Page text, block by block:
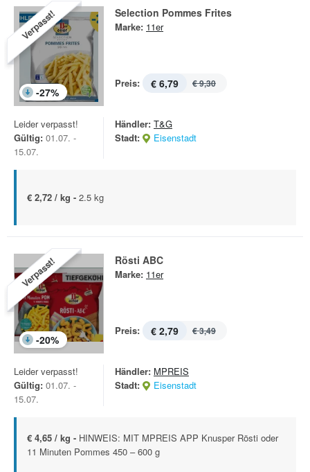
Verpasst!
-27%
Selection Pommes Frites
Marke: 11er
Preis: € 6,79 € 9,30
Leider verpasst!
Gültig: 01.07. -
15.07.
Händler: T&G
Stadt:
Eisenstadt
€ 2,72 / kg - 2.5 kg
Verpasst!
-20%
Rösti ABC
Marke: 11er
Preis: € 2,79 € 3,49
Leider verpasst!
Gültig: 01.07. -
15.07.
Händler: MPREIS
Stadt:
Eisenstadt
€ 4,65 / kg - HINWEIS: MIT MPREIS APP Knusper Rösti oder
11 Minuten Pommes 450 – 600 g